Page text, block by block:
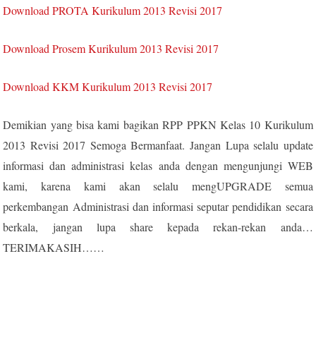
Download PROTA Kurikulum 2013 Revisi 2017
Download Prosem Kurikulum 2013 Revisi 2017
Download KKM Kurikulum 2013 Revisi 2017
Demikian yang bisa kami bagikan RPP PPKN Kelas 10 Kurikulum
2013 Revisi 2017 Semoga Bermanfaat.Jangan Lupa selalu update
informasi dan administrasi kelas anda dengan mengunjungi WEB
kami, karena kami akan selalu mengUPGRADE semua
perkembangan Administrasi dan informasi seputar pendidikan secara
berkala, jangan lupa share kepada rekan-rekan anda…
TERIMAKASIH……